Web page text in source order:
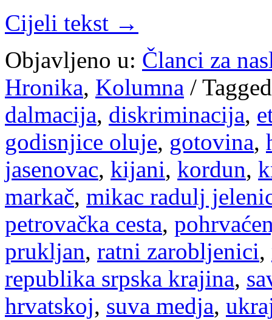
Cijeli tekst →
Objavljeno u: Članci za
Hronika, Kolumna /
dalmacija, diskriminacija,
godisnjice oluje, gotovina,
jasenovac, kijani, kordun,
markač, mikac radulj
petrovačka cesta,
prukljan, ratni zarobljenici,
republika srpska krajina,
hrvatskoj, suva medja,